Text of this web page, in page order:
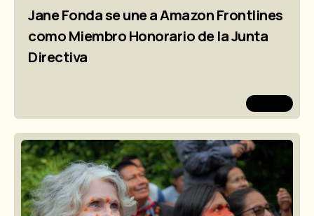
Jane Fonda se une a Amazon Frontlines
como Miembro Honorario de la Junta
Directiva